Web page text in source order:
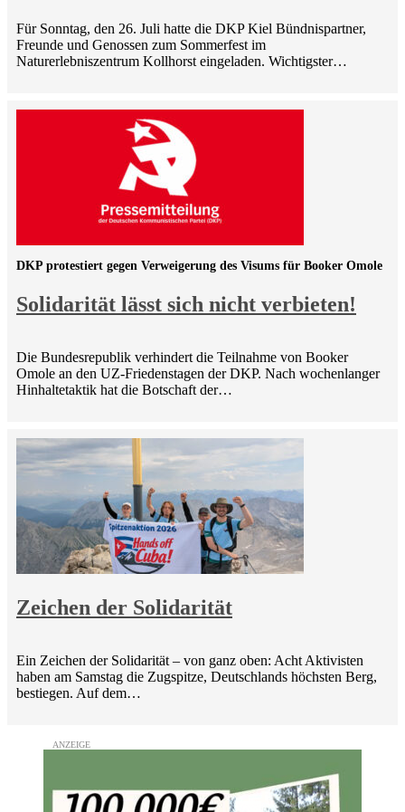
Für Sonntag, den 26. Juli hatte die DKP Kiel Bündnispartner,
Freunde und Genossen zum Sommerfest im
Naturerlebniszentrum Kollhorst eingeladen. Wichtigster…
Solidarität lässt sich nicht verbieten!
DKP protestiert gegen Verweigerung des Visums für Booker Omole
Die Bundesrepublik verhindert die Teilnahme von Booker
Omole an den UZ-Friedenstagen der DKP. Nach wochenlanger
Hinhaltetaktik hat die Botschaft der…
Zeichen der Solidarität
Ein Zeichen der Solidarität – von ganz oben: Acht Aktivisten
haben am Samstag die Zugspitze, Deutschlands höchsten Berg,
bestiegen. Auf dem…